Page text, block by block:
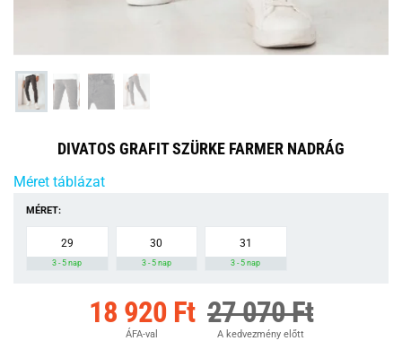
DIVATOS GRAFIT SZÜRKE FARMER NADRÁG
Méret táblázat
MÉRET:
29
3 - 5 nap
30
3 - 5 nap
31
3 - 5 nap
18 920 Ft
ÁFA-val
27 070 Ft
A kedvezmény előtt